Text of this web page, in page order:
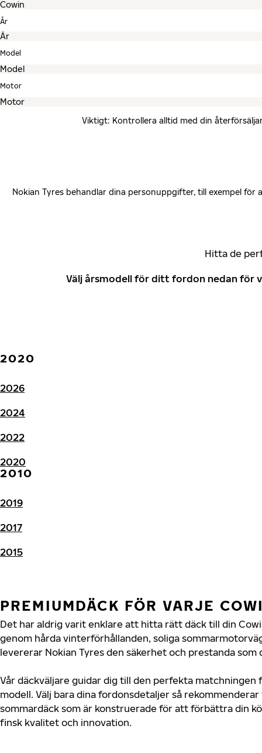
År
Model
Motor
Viktigt: Kontrollera alltid med din
Nokian Tyres behandlar dina personuppgifter, till exempel
Hitta de
Välj årsmodell för ditt fordon nedan för
2020
2026
2024
2022
2020
2010
2019
2017
2015
PREMIUMDÄCK FÖR VARJE
Det har aldrig varit enklare att hitta rätt däck till din
genom hårda vinterförhållanden, soliga
levererar Nokian Tyres den säkerhet och prestanda som
Vår däckväljare guidar dig till den perfekta matchningen
modell. Välj bara dina fordonsdetaljer så
sommardäck som är konstruerade för att förbättra din
finsk kvalitet och innovation.